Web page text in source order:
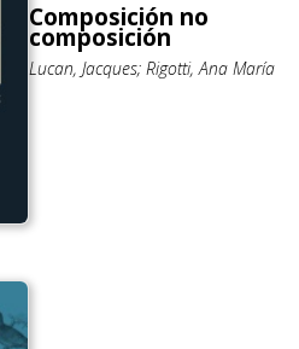
Composición no
composición
Lucan, Jacques; Rigotti, Ana María